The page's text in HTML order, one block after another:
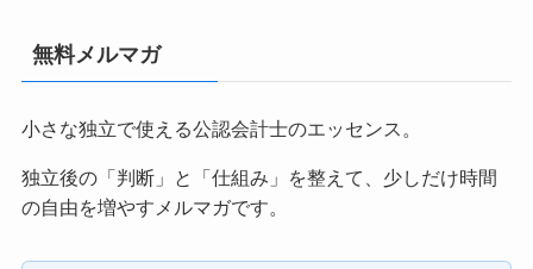
無料メルマガ
小さな独立で使える公認会計士のエッセンス。
独立後の「判断」と「仕組み」を整えて、少しだけ時間
の自由を増やすメルマガです。